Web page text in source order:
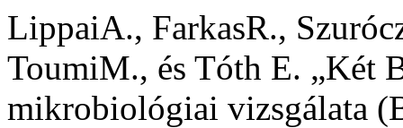
LippaiA., FarkasR.,
ToumiM., és Tóth E. „Két
mikrobiológiai vizsgálata